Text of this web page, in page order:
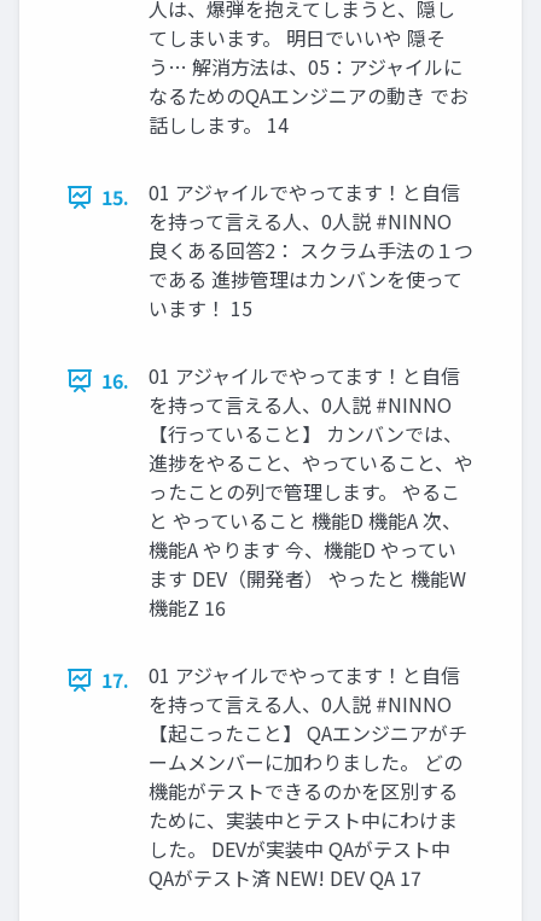
人は、爆弾を抱えてしまうと、隠し
てしまいます。 明日でいいや 隠そ
う… 解消方法は、05：アジャイルに
なるためのQAエンジニアの動き でお
話しします。 14
15.
01 アジャイルでやってます！と自信
を持って言える人、0人説 #NINNO
良くある回答2： スクラム手法の１つ
である 進捗管理はカンバンを使って
います！ 15
16.
01 アジャイルでやってます！と自信
を持って言える人、0人説 #NINNO
【行っていること】 カンバンでは、
進捗をやること、やっていること、や
ったことの列で管理します。 やるこ
と やっていること 機能D 機能A 次、
機能A やります 今、機能D やってい
ます DEV（開発者） やったと 機能W
機能Z 16
17.
01 アジャイルでやってます！と自信
を持って言える人、0人説 #NINNO
【起こったこと】 QAエンジニアがチ
ームメンバーに加わりました。 どの
機能がテストできるのかを区別する
ために、実装中とテスト中にわけま
した。 DEVが実装中 QAがテスト中
QAがテスト済 NEW! DEV QA 17